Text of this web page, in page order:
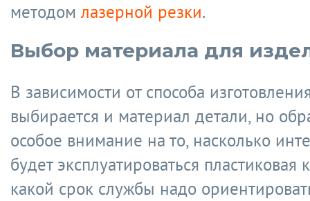
методом лазерной резки.
Выбор материала для
В зависимости от способа
выбирается и материал детали, но
особое внимание на то, насколько
будет эксплуатироваться пластиковая
какой срок службы надо